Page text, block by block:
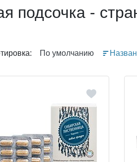
подсочка -
По умолчанию